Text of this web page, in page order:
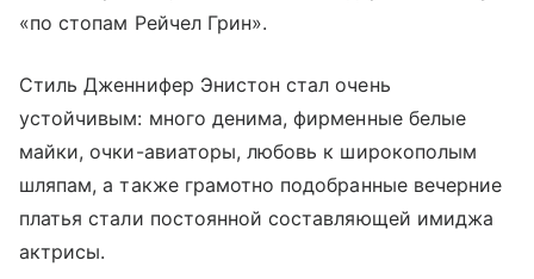
«по стопам Рейчел Грин».
Стиль Дженнифер Энистон стал очень
устойчивым: много денима, фирменные белые
майки, очки-авиаторы, любовь к широкополым
шляпам, а также грамотно подобранные вечерние
платья стали постоянной составляющей имиджа
актрисы.